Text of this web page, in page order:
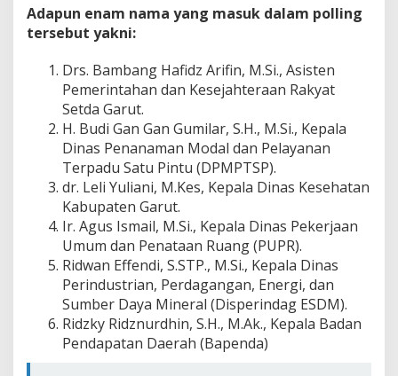
Adapun enam nama yang masuk dalam polling
tersebut yakni:
Drs. Bambang Hafidz Arifin, M.Si., Asisten
Pemerintahan dan Kesejahteraan Rakyat
Setda Garut.
H. Budi Gan Gan Gumilar, S.H., M.Si., Kepala
Dinas Penanaman Modal dan Pelayanan
Terpadu Satu Pintu (DPMPTSP).
dr. Leli Yuliani, M.Kes, Kepala Dinas Kesehatan
Kabupaten Garut.
Ir. Agus Ismail, M.Si., Kepala Dinas Pekerjaan
Umum dan Penataan Ruang (PUPR).
Ridwan Effendi, S.STP., M.Si., Kepala Dinas
Perindustrian, Perdagangan, Energi, dan
Sumber Daya Mineral (Disperindag ESDM).
Ridzky Ridznurdhin, S.H., M.Ak., Kepala Badan
Pendapatan Daerah (Bapenda)